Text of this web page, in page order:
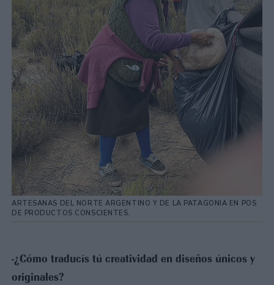
ARTESANAS DEL NORTE ARGENTINO Y DE LA PATAGONIA EN POS
DE PRODUCTOS CONSCIENTES.
-¿Cómo traducís tú creatividad en diseños únicos y
originales?